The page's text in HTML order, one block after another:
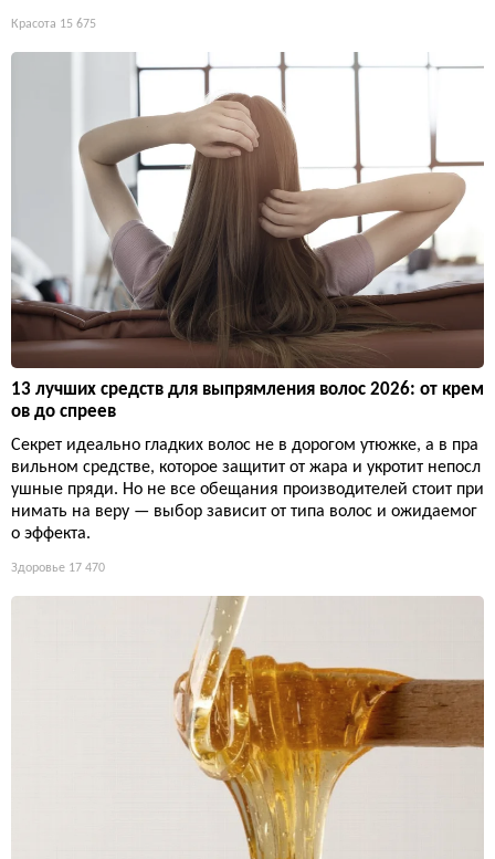
Красота 15 675
13 лучших средств для выпрямления волос 2026: от крем
ов до спреев
Секрет идеально гладких волос не в дорогом утюжке, а в пра
вильном средстве, которое защитит от жара и укротит непосл
ушные пряди. Но не все обещания производителей стоит при
нимать на веру — выбор зависит от типа волос и ожидаемог
о эффекта.
Здоровье 17 470